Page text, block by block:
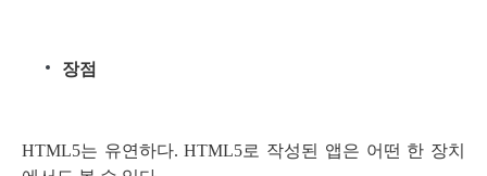
장점
HTML5는 유연하다. HTML5로 작성된 앱은 어떤 한 장치